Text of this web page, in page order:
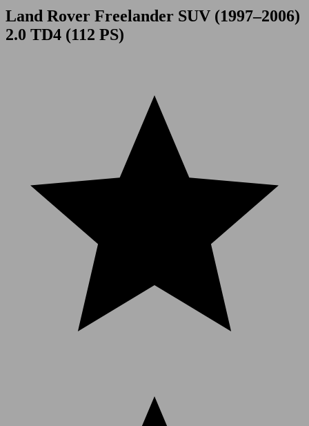
Land Rover Freelander SUV (1997–2006)
2.0 TD4 (112 PS)